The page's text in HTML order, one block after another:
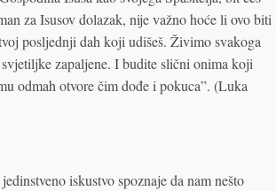
za Isusov dolazak, nije važno hoće li ovo biti
posljednji dah koji udišeš. Živimo svakoga
zapaljene. I budite slični onima koji
odmah otvore čim dođe i pokuca”. (Luka
iskustvo spoznaje da nam nešto